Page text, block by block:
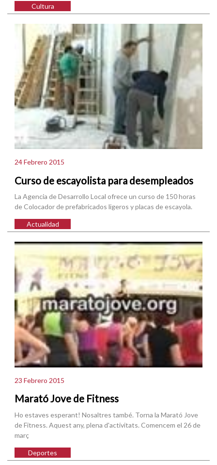
Cultura
24 Febrero 2015
Curso de escayolista para desempleados
La Agencia de Desarrollo Local ofrece un curso de 150 horas
de Colocador de prefabricados ligeros y placas de escayola.
Actualidad
23 Febrero 2015
Marató Jove de Fitness
Ho estaves esperant! Nosaltres també. Torna la Marató Jove
de Fitness. Aquest any, plena d'activitats. Comencem el 26 de
març
Deportes